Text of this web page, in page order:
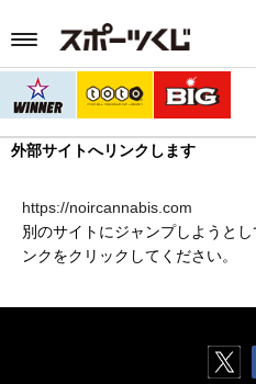
外部サイトへリンクします
https://noircannabis.com
別のサイトにジャンプしようと
ンクをクリックしてください。